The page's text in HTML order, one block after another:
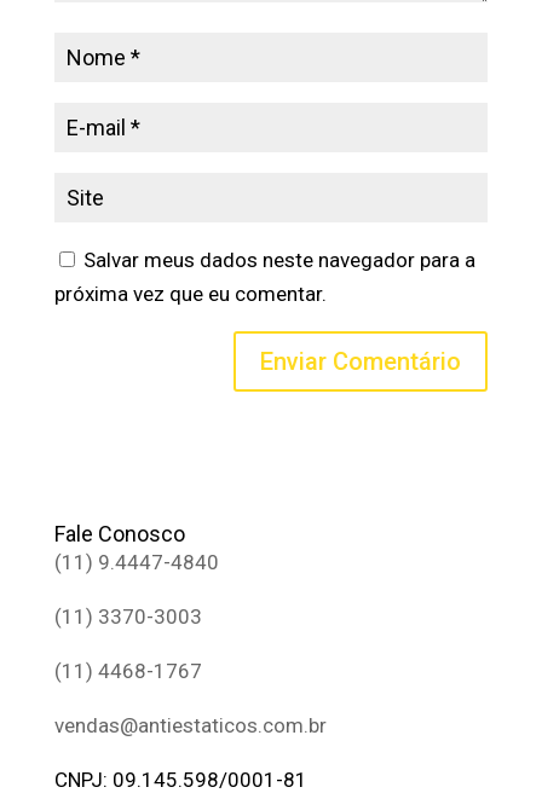
Salvar meus dados neste navegador para a
próxima vez que eu comentar.
Fale Conosco
(11) 9.4447-4840
(11) 3370-3003
(11) 4468-1767
vendas@antiestaticos.com.br
CNPJ: 09.145.598/0001-81